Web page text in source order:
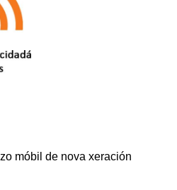
móbil de nova xeración